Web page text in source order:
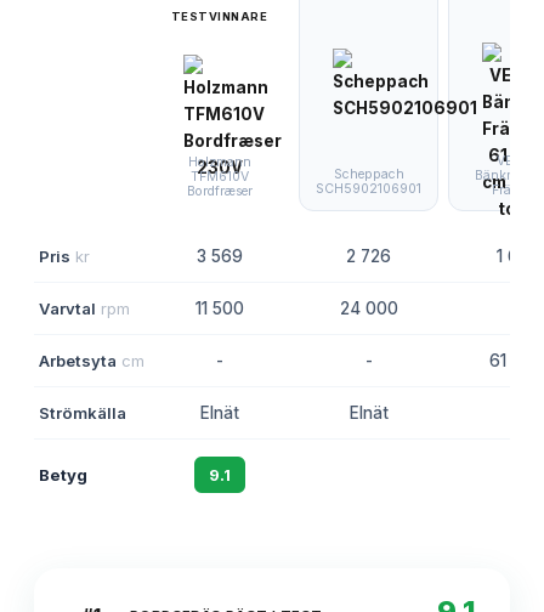
TESTVINNARE
Holzmann
TFM610V
Bordfræser
Scheppach
SCH5902106901
VEVOR
Fräsbord
Pris kr 3 569 2 726 1 668
Varvtal rpm 11 500 24 000
Arbetsyta cm - - 61 x
Strömkälla Elnät Elnät
Betyg 9.1